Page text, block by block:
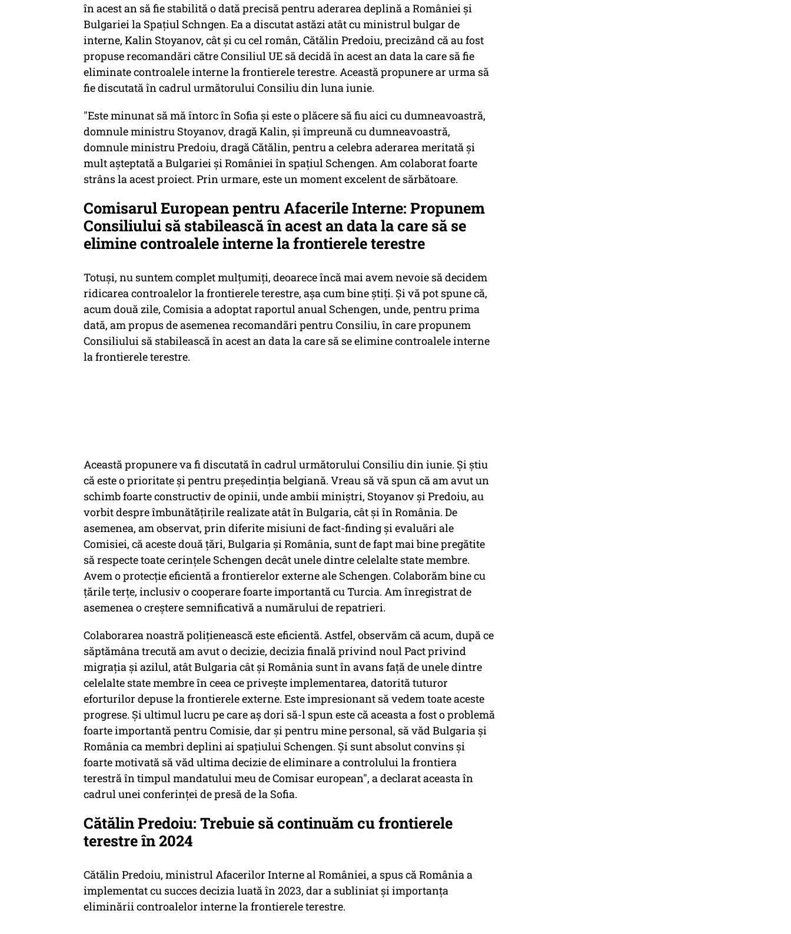
în acest an să fie stabilită o dată precisă pentru aderarea deplină a României şi
Bulgariei la Spaţiul Schngen. Ea a discutat astăzi atât cu ministrul bulgar de
interne, Kalin Stoyanov, cât şi cu cel român, Cătălin Predoiu, precizând că au fost
propuse recomandări către Consiliul UE să decidă în acest an data la care să fie
eliminate controalele interne la frontierele terestre. Această propunere ar urma să
fie discutată în cadrul următorului Consiliu din luna iunie.
"Este minunat să mă întorc în Sofia și este o plăcere să fiu aici cu dumneavoastră,
domnule ministru Stoyanov, dragă Kalin, și împreună cu dumneavoastră,
domnule ministru Predoiu, dragă Cătălin, pentru a celebra aderarea meritată și
mult așteptată a Bulgariei și României în spațiul Schengen. Am colaborat foarte
strâns la acest proiect. Prin urmare, este un moment excelent de sărbătoare.
Comisarul European pentru Afacerile Interne: Propunem
Consiliului să stabilească în acest an data la care să se
elimine controalele interne la frontierele terestre
Totuși, nu suntem complet mulțumiți, deoarece încă mai avem nevoie să decidem
ridicarea controalelor la frontierele terestre, așa cum bine știți. Și vă pot spune că,
acum două zile, Comisia a adoptat raportul anual Schengen, unde, pentru prima
dată, am propus de asemenea recomandări pentru Consiliu, în care propunem
Consiliului să stabilească în acest an data la care să se elimine controalele interne
la frontierele terestre.
Această propunere va fi discutată în cadrul următorului Consiliu din iunie. Și știu
că este o prioritate și pentru președinția belgiană. Vreau să vă spun că am avut un
schimb foarte constructiv de opinii, unde ambii miniștri, Stoyanov și Predoiu, au
vorbit despre îmbunătățirile realizate atât în Bulgaria, cât și în România. De
asemenea, am observat, prin diferite misiuni de fact-finding și evaluări ale
Comisiei, că aceste două țări, Bulgaria și România, sunt de fapt mai bine pregătite
să respecte toate cerințele Schengen decât unele dintre celelalte state membre.
Avem o protecție eficientă a frontierelor externe ale Schengen. Colaborăm bine cu
țările terțe, inclusiv o cooperare foarte importantă cu Turcia. Am înregistrat de
asemenea o creștere semnificativă a numărului de repatrieri.
Colaborarea noastră polițienească este eficientă. Astfel, observăm că acum, după ce
săptămâna trecută am avut o decizie, decizia finală privind noul Pact privind
migrația și azilul, atât Bulgaria cât și România sunt în avans față de unele dintre
celelalte state membre în ceea ce privește implementarea, datorită tuturor
eforturilor depuse la frontierele externe. Este impresionant să vedem toate aceste
progrese. Și ultimul lucru pe care aș dori să-l spun este că aceasta a fost o problemă
foarte importantă pentru Comisie, dar și pentru mine personal, să văd Bulgaria și
România ca membri deplini ai spațiului Schengen. Și sunt absolut convins și
foarte motivată să văd ultima decizie de eliminare a controlului la frontiera
terestră în timpul mandatului meu de Comisar european", a declarat aceasta în
cadrul unei conferinței de presă de la Sofia.
Cătălin Predoiu: Trebuie să continuăm cu frontierele
terestre în 2024
Cătălin Predoiu, ministrul Afacerilor Interne al României, a spus că România a
implementat cu succes decizia luată în 2023, dar a subliniat și importanța
eliminării controalelor interne la frontierele terestre.